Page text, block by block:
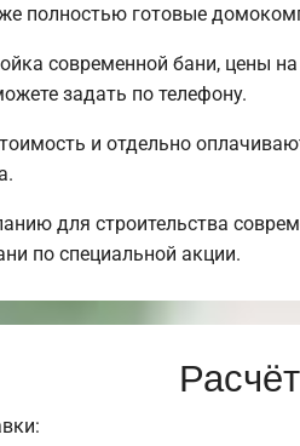
полностью готовые
современной бани, цены
задать по телефону.
и отдельно
для строительства
по специальной акции.